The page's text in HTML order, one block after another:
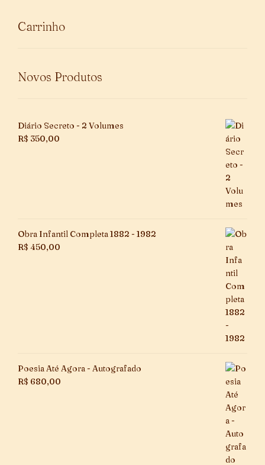
Carrinho
Novos Produtos
Diário Secreto - 2 Volumes
R$ 350,00
Obra Infantil Completa 1882 - 1982
R$ 450,00
Poesia Até Agora - Autografado
R$ 680,00